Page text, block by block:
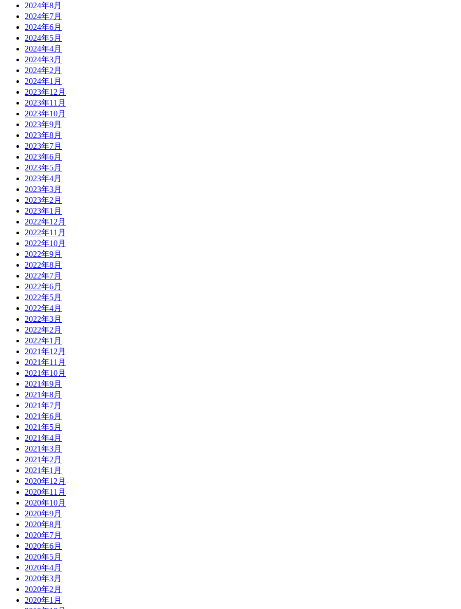
2024年8月
2024年7月
2024年6月
2024年5月
2024年4月
2024年3月
2024年2月
2024年1月
2023年12月
2023年11月
2023年10月
2023年9月
2023年8月
2023年7月
2023年6月
2023年5月
2023年4月
2023年3月
2023年2月
2023年1月
2022年12月
2022年11月
2022年10月
2022年9月
2022年8月
2022年7月
2022年6月
2022年5月
2022年4月
2022年3月
2022年2月
2022年1月
2021年12月
2021年11月
2021年10月
2021年9月
2021年8月
2021年7月
2021年6月
2021年5月
2021年4月
2021年3月
2021年2月
2021年1月
2020年12月
2020年11月
2020年10月
2020年9月
2020年8月
2020年7月
2020年6月
2020年5月
2020年4月
2020年3月
2020年2月
2020年1月